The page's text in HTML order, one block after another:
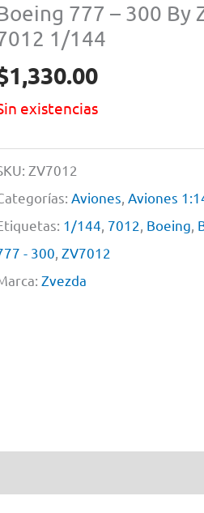
777 – 300 By
1/144
1,330.00
existencias
ZV7012
Aviones Aviones
1/144 7012 Boeing
- 300 ZV7012
Zvezda